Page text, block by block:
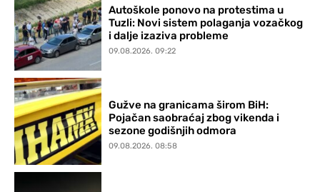
Autoškole ponovo na protestima u
Tuzli: Novi sistem polaganja vozačkog
i dalje izaziva probleme
09.08.2026. 09:22
Gužve na granicama širom BiH:
Pojačan saobraćaj zbog vikenda i
sezone godišnjih odmora
09.08.2026. 08:58